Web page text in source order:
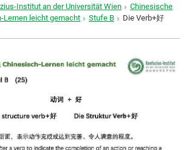
Institut an der Universität Wien
Chinesische
Lernen leicht gemacht Stufe B
Die Verb+好